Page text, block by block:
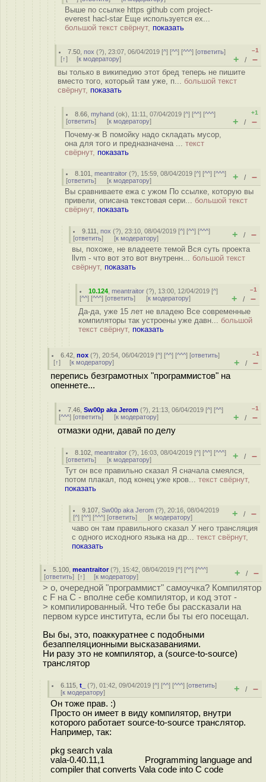
Выше по ссылке https github com project-
everest hacl-star Еще используется ex...
большой текст свёрнут, показать
7.50 ,пох (?), 23:07, 06/04/2019 [^] [^^] [^^^] [ответить]
[↑] [к модератору]
–1
+ / –
вы только в википедию этот бред теперь не пишите
вместо того, который там уже, п... большой текст
свёрнут, показать
8.66 ,myhand (ok), 11:11, 07/04/2019 [^] [^^] [^^^]
[ответить] [к модератору]
+1
+ / –
Почему-ж В помойку надо складать мусор,
она для того и предназначена ... текст
свёрнут, показать
8.101 ,meantraitor (?), 15:59, 08/04/2019 [^] [^^] [^^^]
[ответить] [к модератору] + / –
Вы сравниваете ежа с ужом По ссылке, которую вы
привели, описана текстовая сери... большой текст
свёрнут, показать
9.111 ,пох (?), 23:10, 08/04/2019 [^] [^^] [^^^]
[ответить] [к модератору] + / –
вы, похоже, не владеете темой Вся суть проекта
llvm - что вот это вот внутренн... большой текст
свёрнут, показать
10.124 ,meantraitor (?), 13:00, 12/04/2019 [^]
[^^] [^^^] [ответить] [к модератору]
–1
+ / –
Да-да, уже 15 лет не владею Все современные
компиляторы так устроены уже давн... большой
текст свёрнут, показать
6.42 ,пох (?), 20:54, 06/04/2019 [^] [^^] [^^^] [ответить]
[↑] [к модератору]
–1
+ / –
перепись безграмотных "программистов" на
опеннете...
7.46 ,Sw00p aka Jerom (?), 21:13, 06/04/2019 [^] [^^]
[^^^] [ответить] [к модератору]
–1
+ / –
отмазки одни, давай по делу
8.102 ,meantraitor (?), 16:03, 08/04/2019 [^] [^^] [^^^]
[ответить] [к модератору] + / –
Тут он все правильно сказал Я сначала смеялся,
потом плакал, под конец уже кров... текст свёрнут,
показать
9.107 ,Sw00p aka Jerom (?), 20:16, 08/04/2019
[^] [^^] [^^^] [ответить] [к модератору] + / –
чаво он там правильного сказал У него трансляция
с одного исходного языка на др... текст свёрнут,
показать
5.100 ,meantraitor(?), 15:42, 08/04/2019 [^] [^^] [^^^]
[ответить] [↑] [к модератору] + / –
> о, очередной "программист" самоучка? Компилятор
с F на C - вполне себе компилятор, и код этот -
> компилированный. Что тебе бы рассказали на
первом курсе института, если бы ты его посещал.
Вы бы, это, поаккуратнее с подобными
безаппеляционными высказаваниями.
Ни разу это не компилятор, а (source-to-source)
транслятор
6.115 ,t_ (?), 01:42, 09/04/2019 [^] [^^] [^^^] [ответить]
[к модератору] + / –
Он тоже прав. :)
Просто он имеет в виду компилятор, внутри
которого работает source-to-source транслятор.
Например, так:
pkg search vala
vala-0.40.11,1 Programming language and
compiler that converts Vala code into C code